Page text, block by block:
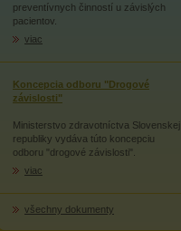
preventívnych činností u závislých
pacientov.
viac
Koncepcia odboru "Drogové
závislosti"
Ministerstvo zdravotníctva Slovenskej
republiky vydáva túto koncepciu
odboru "drogové závislosti".
viac
všechny dokumenty